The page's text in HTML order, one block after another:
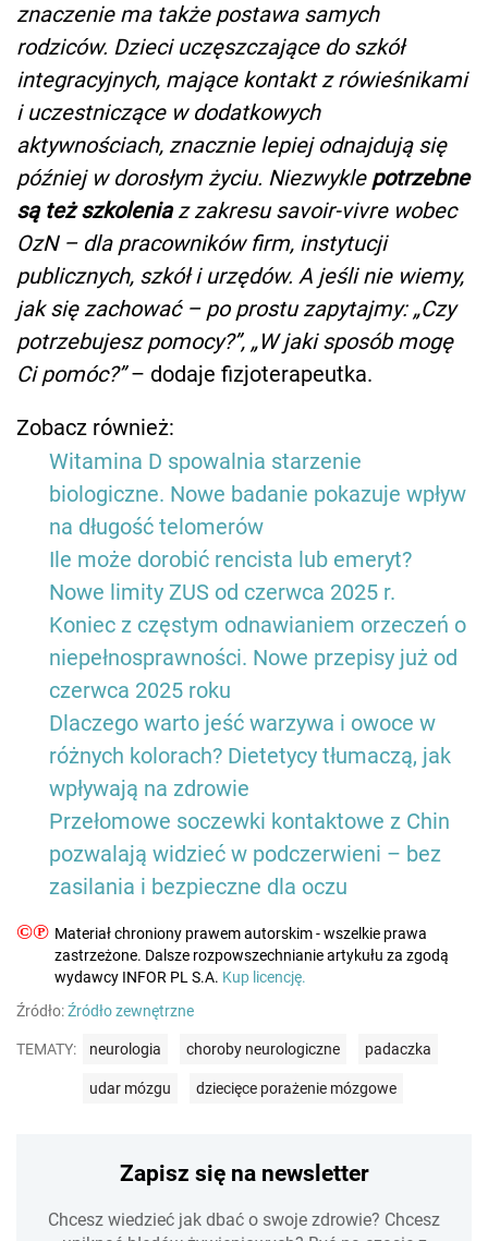
znaczenie ma także postawa samych
rodziców. Dzieci uczęszczające do szkół
integracyjnych, mające kontakt z rówieśnikami
i uczestniczące w dodatkowych
aktywnościach, znacznie lepiej odnajdują się
później w dorosłym życiu. Niezwykle potrzebne
są też szkoleniaz zakresu savoir-vivre wobec
OzN – dla pracowników firm, instytucji
publicznych, szkół i urzędów. A jeśli nie wiemy,
jak się zachować – po prostu zapytajmy: „Czy
potrzebujesz pomocy?”, „W jaki sposób mogę
Ci pomóc?”– dodaje fizjoterapeutka.
Zobacz również:
Witamina D spowalnia starzenie
biologiczne. Nowe badanie pokazuje wpływ
na długość telomerów
Ile może dorobić rencista lub emeryt?
Nowe limity ZUS od czerwca 2025 r.
Koniec z częstym odnawianiem orzeczeń o
niepełnosprawności. Nowe przepisy już od
czerwca 2025 roku
Dlaczego warto jeść warzywa i owoce w
różnych kolorach? Dietetycy tłumaczą, jak
wpływają na zdrowie
Przełomowe soczewki kontaktowe z Chin
pozwalają widzieć w podczerwieni – bez
zasilania i bezpieczne dla oczu
©℗ Materiał chroniony prawem autorskim - wszelkie prawa
zastrzeżone. Dalsze rozpowszechnianie artykułu za zgodą
wydawcy INFOR PL S.A. Kup licencję.
Źródło:Źródło zewnętrzne
TEMATY: neurologia choroby neurologiczne padaczka
udar mózgu dziecięce porażenie mózgowe
Zapisz się na newsletter
Chcesz wiedzieć jak dbać o swoje zdrowie? Chcesz